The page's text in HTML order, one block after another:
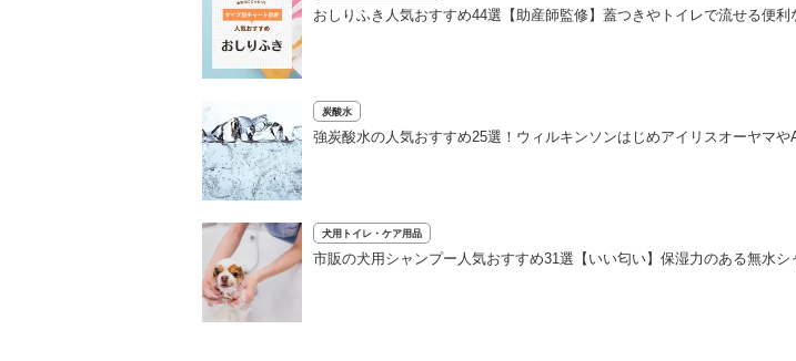
おしりふき人気おすすめ44選【助産師監修】蓋つきやトイレで流せる便利
炭酸水
強炭酸水の人気おすすめ25選！ウィルキンソンはじめアイリスオーヤマや
犬用トイレ・ケア用品
市販の犬用シャンプー人気おすすめ31選【いい匂い】保湿力のある無水シ